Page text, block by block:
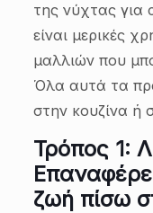
της νύχτας για
είναι μερικές
μαλλιών που
Όλα αυτά τα
στην κουζίνα ή
Τρόπος 1:
ζωή πίσω